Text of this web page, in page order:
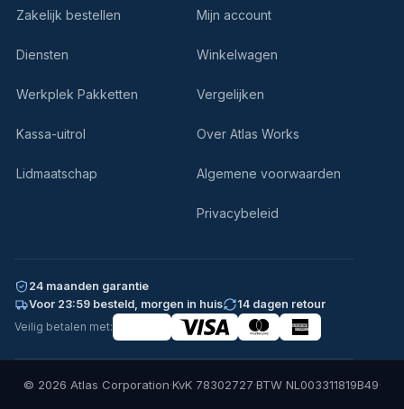
Zakelijk bestellen
Diensten
Werkplek Pakketten
Kassa-uitrol
Lidmaatschap
Mijn account
Winkelwagen
Vergelijken
Over Atlas Works
Algemene voorwaarden
Privacybeleid
24 maanden garantie
Voor 23:59 besteld, morgen in huis
14 dagen retour
Veilig betalen met:
© 2026 Atlas Corporation·KvK 78302727·BTW NL003311819B49·